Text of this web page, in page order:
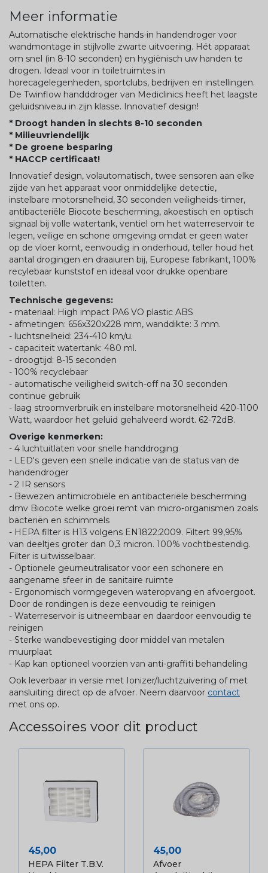
Meer informatie
Automatische elektrische hands-in handendroger voor
wandmontage in stijlvolle zwarte uitvoering. Hét apparaat
om snel (in 8-10 seconden) en hygiënisch uw handen te
drogen. Ideaal voor in toiletruimtes in
horecagelegenheden, sportclubs, bedrijven en instellingen.
De Twinflow handddroger van Mediclinics heeft het laagste
geluidsniveau in zijn klasse. Innovatief design!
* Droogt handen in slechts 8-10 seconden
* Milieuvriendelijk
* De groene besparing
* HACCP certificaat!
Innovatief design, volautomatisch, twee sensoren aan elke
zijde van het apparaat voor onmiddelijke detectie,
instelbare motorsnelheid, 30 seconden veiligheids-timer,
antibacteriële Biocote bescherming, akoestisch en optisch
signaal bij volle watertank, ventiel om het waterreservoir te
legen, veilige en schone omgeving omdat er geen water
op de vloer komt, eenvoudig in onderhoud, teller houd het
aantal drogingen en draaiuren bij, Europese fabrikant, 100%
recylebaar kunststof en ideaal voor drukke openbare
toiletten.
Technische gegevens:
- materiaal: High impact PA6 VO plastic ABS
- afmetingen: 656x320x228 mm, wanddikte: 3 mm.
- luchtsnelheid: 234-410 km/u.
- capaciteit watertank: 480 ml.
- droogtijd: 8-15 seconden
- 100% recyclebaar
- automatische veiligheid switch-off na 30 seconden
continue gebruik
- laag stroomverbruik en instelbare motorsnelheid 420-1100
Watt, waardoor het geluid gehalveerd wordt. 62-72dB.
Overige kenmerken:
- 4 luchtuitlaten voor snelle handdroging
- LED's geven een snelle indicatie van de status van de
handendroger
- 2 IR sensors
- Bewezen antimicrobiële en antibacteriële bescherming
dmv Biocote welke groei remt van micro-organismen zoals
bacteriën en schimmels
- HEPA filter is H13 volgens EN1822:2009. Filtert 99,95%
van deeltjes groter dan 0,3 micron. 100% vochtbestendig.
Filter is uitwisselbaar.
- Optionele geurneutralisator voor een schonere en
aangename sfeer in de sanitaire ruimte
- Ergonomisch vormgegeven wateropvang en afvoergoot.
Door de rondingen is deze eenvoudig te reinigen
- Waterreservoir is uitneembaar en daardoor eenvoudig te
reinigen
- Sterke wandbevestiging door middel van metalen
muurplaat
- Kap kan optioneel voorzien van anti-graffiti behandeling
Ook leverbaar in versie met Ionizer/luchtzuivering of met
aansluiting direct op de afvoer. Neem daarvoor contact
met ons op.
Accessoires voor dit product
Prijs
45,00
HEPA Filter T.b.v.
Prijs
45,00
Afvoer